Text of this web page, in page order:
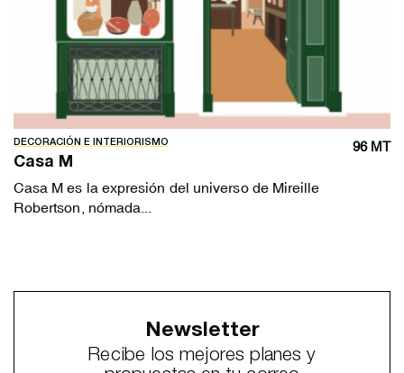
DECORACIÓN E INTERIORISMO 96 MT
Casa M
Casa M es la expresión del universo de Mireille
Robertson, nómada...
Newsletter
Recibe los mejores planes y